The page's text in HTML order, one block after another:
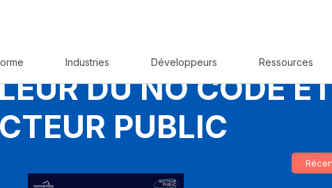
Industries Développeurs Ressources
DU NO CODE
PUBLIC